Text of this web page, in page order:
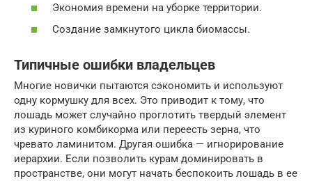
Экономия времени на уборке территории.
Создание замкнутого цикла биомассы.
Типичные ошибки владельцев
Многие новички пытаются сэкономить и используют
одну кормушку для всех. Это приводит к тому, что
лошадь может случайно проглотить твердый элемент
из куриного комбикорма или переесть зерна, что
чревато ламинитом. Другая ошибка — игнорирование
иерархии. Если позволить курам доминировать в
пространстве, они могут начать беспокоить лошадь в ее